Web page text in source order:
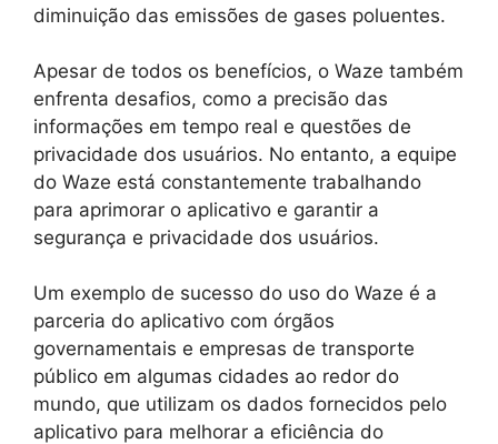
diminuição das emissões de gases poluentes.
Apesar de todos os benefícios, o Waze também
enfrenta desafios, como a precisão das
informações em tempo real e questões de
privacidade dos usuários. No entanto, a equipe
do Waze está constantemente trabalhando
para aprimorar o aplicativo e garantir a
segurança e privacidade dos usuários.
Um exemplo de sucesso do uso do Waze é a
parceria do aplicativo com órgãos
governamentais e empresas de transporte
público em algumas cidades ao redor do
mundo, que utilizam os dados fornecidos pelo
aplicativo para melhorar a eficiência do